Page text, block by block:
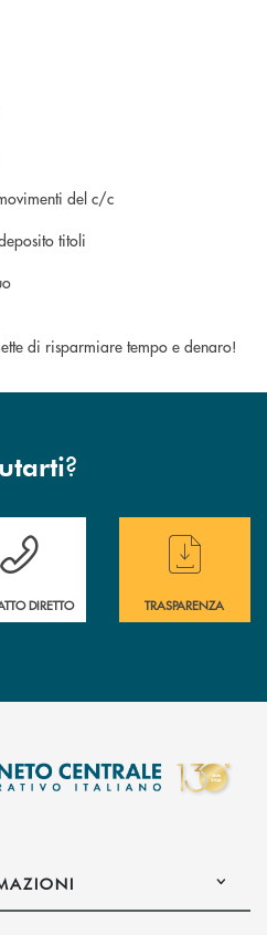
del c/c
titoli
di risparmiare tempo e denaro!
?
di assistenza immediata ?
DIRETTO
Hai bisogno di
TRASPARENZA